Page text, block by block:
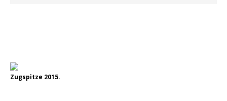
Zugspitze 2015.